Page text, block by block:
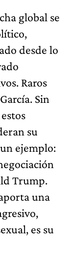
global se
desde lo
Raros
Sin
su
ejemplo:
Trump.
una
es su